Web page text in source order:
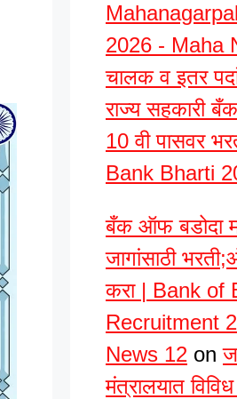
2026 - Maha
चालक व इतर
राज्य सहकारी
10 वी पासवर
Bank Bharti
बँक ऑफ बडोदा
जागांसाठी
करा | Bank of
Recruitment
News 12 on
मंत्रालयात विविध